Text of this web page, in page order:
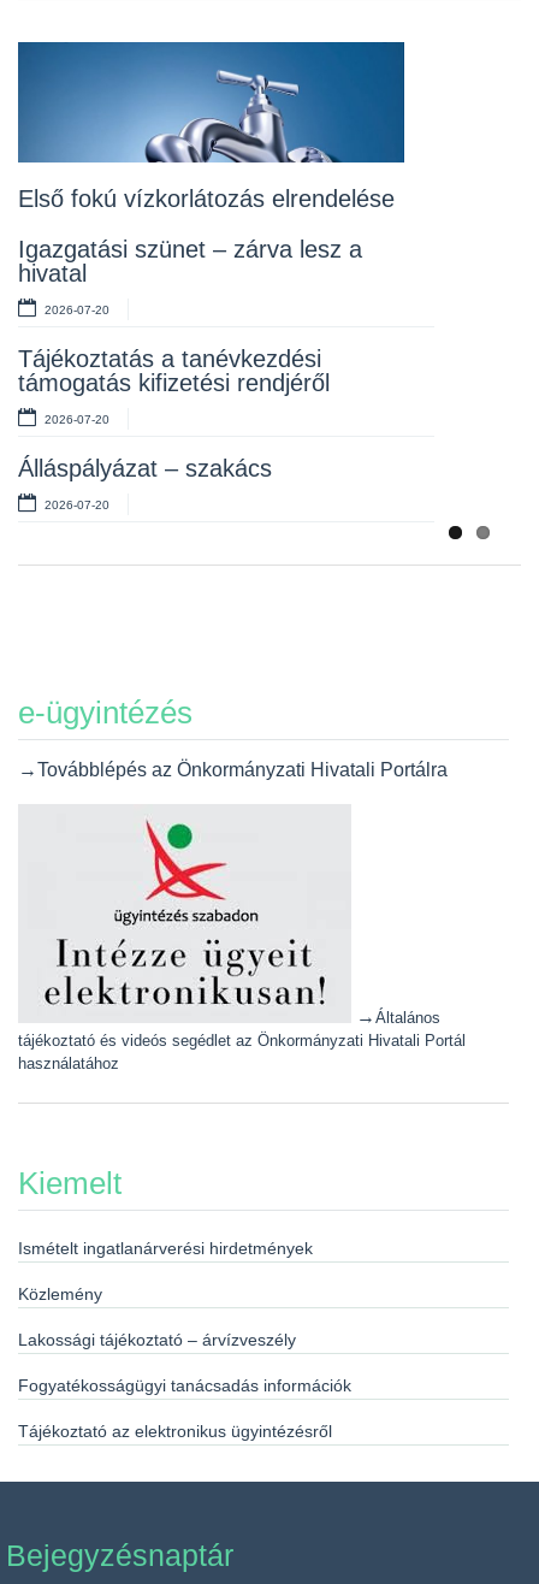
Első fokú vízkorlátozás elrendelése
Igazgatási szünet – zárva lesz a
hivatal
2026-07-20
Tájékoztatás a tanévkezdési
támogatás kifizetési rendjéről
2026-07-20
Álláspályázat – szakács
2026-07-20
Álláspályázat – konyhai kisegítő
Lakossági fórum az Erzsébet téri
2026-07-10
Rendelet kihirdetése
2026-07-10
Álláspályázat – takarító
2026-07-06
e-ügyintézés
→Továbblépés az Önkormányzati Hivatali Portálra
→ Általános
tájékoztató és videós segédlet az Önkormányzati Hivatali Portál
használatához
Kiemelt
Ismételt ingatlanárverési hirdetmények
Közlemény
Lakossági tájékoztató – árvízveszély
Fogyatékosságügyi tanácsadás információk
Tájékoztató az elektronikus ügyintézésről
Bejegyzésnaptár